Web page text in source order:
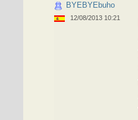
BYEBYEbuho
12/08/2013 10:21